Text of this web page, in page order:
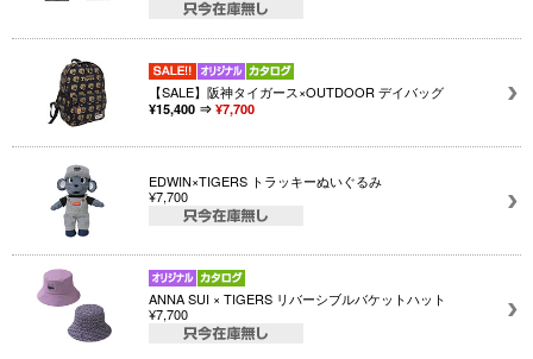
【SALE】阪神タイガース×OUTDOOR デイバッグ
¥15,400 ⇒ ¥7,700
EDWIN×TIGERS トラッキーぬいぐるみ
¥7,700
ANNA SUI × TIGERS リバーシブルバケットハット
¥7,700